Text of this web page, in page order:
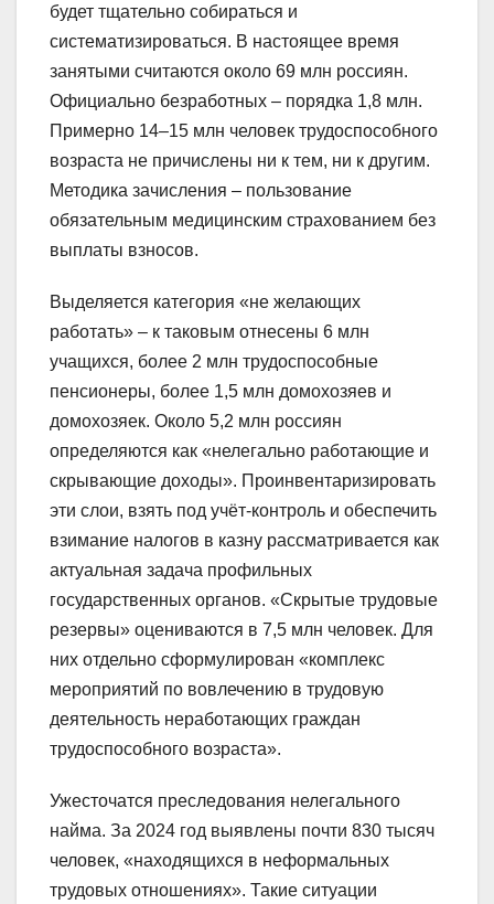
будет тщательно собираться и
систематизироваться. В настоящее время
занятыми считаются около 69 млн россиян.
Официально безработных – порядка 1,8 млн.
Примерно 14–15 млн человек трудоспособного
возраста не причислены ни к тем, ни к другим.
Методика зачисления – пользование
обязательным медицинским страхованием без
выплаты взносов.
Выделяется категория «не желающих
работать» – к таковым отнесены 6 млн
учащихся, более 2 млн трудоспособные
пенсионеры, более 1,5 млн домохозяев и
домохозяек. Около 5,2 млн россиян
определяются как «нелегально работающие и
скрывающие доходы». Проинвентаризировать
эти слои, взять под учёт-контроль и обеспечить
взимание налогов в казну рассматривается как
актуальная задача профильных
государственных органов. «Скрытые трудовые
резервы» оцениваются в 7,5 млн человек. Для
них отдельно сформулирован «комплекс
мероприятий по вовлечению в трудовую
деятельность неработающих граждан
трудоспособного возраста».
Ужесточатся преследования нелегального
найма. За 2024 год выявлены почти 830 тысяч
человек, «находящихся в неформальных
трудовых отношениях». Такие ситуации